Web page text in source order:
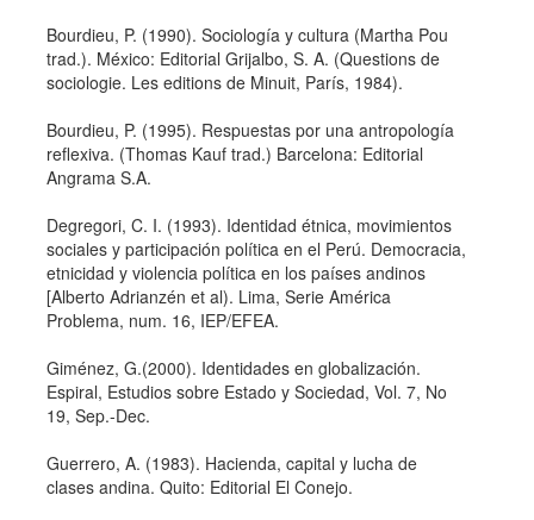
Bourdieu, P. (1990). Sociologí­a y cultura (Martha Pou
trad.). México: Editorial Grijalbo, S. A. (Questions de
sociologie. Les editions de Minuit, Parí­s, 1984).
Bourdieu, P. (1995). Respuestas por una antropologí­a
reflexiva. (Thomas Kauf trad.) Barcelona: Editorial
Angrama S.A.
Degregori, C. I. (1993). Identidad étnica, movimientos
sociales y participación polí­tica en el Perú. Democracia,
etnicidad y violencia polí­tica en los paí­ses andinos
[Alberto Adrianzén et al). Lima, Serie América
Problema, num. 16, IEP/EFEA.
Giménez, G.(2000). Identidades en globalización.
Espiral, Estudios sobre Estado y Sociedad, Vol. 7, No
19, Sep.-Dec.
Guerrero, A. (1983). Hacienda, capital y lucha de
clases andina. Quito: Editorial El Conejo.